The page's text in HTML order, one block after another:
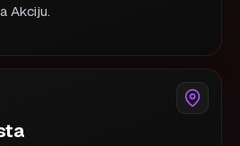
Akciju.